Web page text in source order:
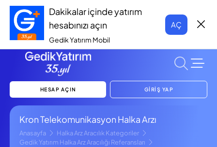
Dakikalar içinde yatırım
hesabınızı açın
Gedik Yatırım Mobil
AÇ
HESAP AÇIN GİRİŞ YAP
Kron Telekomunikasyon Halka Arzı
Anasayfa
Halka Arz Aracılık Kategoriler
Gedik Yatırım Halka Arz Aracılığı Referansları